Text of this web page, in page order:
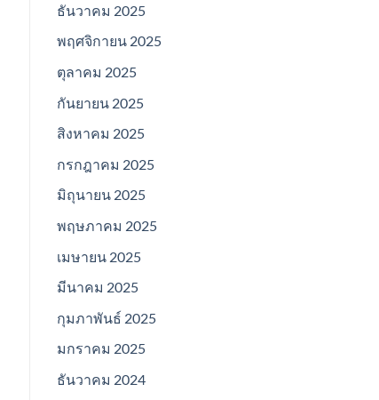
ธันวาคม 2025
พฤศจิกายน 2025
ตุลาคม 2025
กันยายน 2025
สิงหาคม 2025
กรกฎาคม 2025
มิถุนายน 2025
พฤษภาคม 2025
เมษายน 2025
มีนาคม 2025
กุมภาพันธ์ 2025
มกราคม 2025
ธันวาคม 2024